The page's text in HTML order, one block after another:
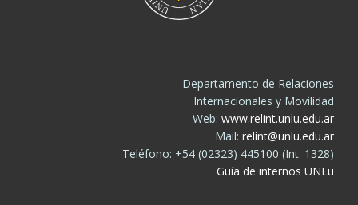
Departamento de Relaciones
Internacionales y Movilidad
Web: www.relint.unlu.edu.ar
Mail: relint@unlu.edu.ar
Teléfono: +54 (02323) 445100 (Int. 1328)
Guía de internos UNLu